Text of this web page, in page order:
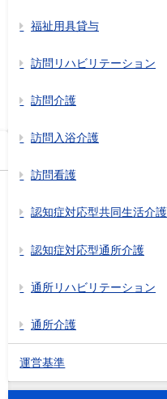
福祉用具貸与
訪問リハビリテーション
訪問介護
訪問入浴介護
訪問看護
認知症対応型共同生活介護
認知症対応型通所介護
通所リハビリテーション
通所介護
運営基準